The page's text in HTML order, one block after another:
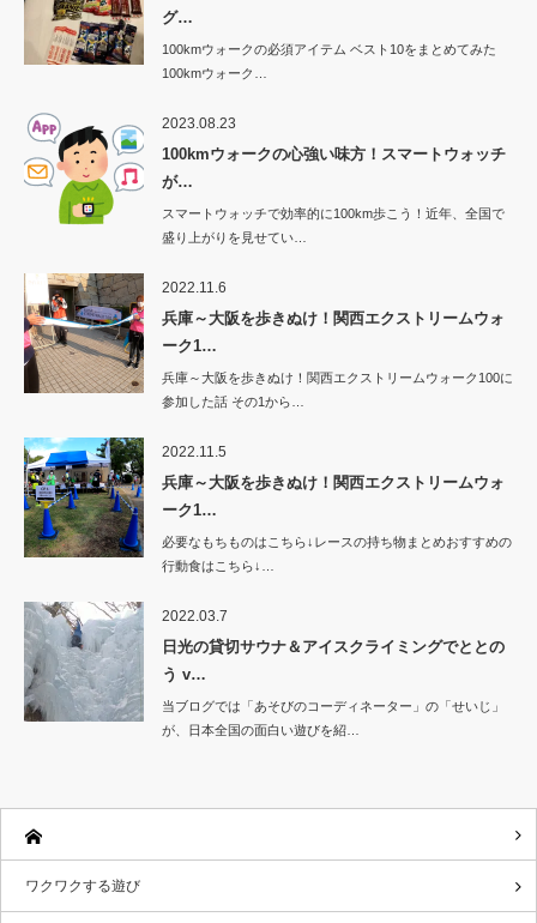
グ…
100kmウォークの必須アイテム ベスト10をまとめてみた
100kmウォーク…
2023.08.23
100kmウォークの心強い味方！スマートウォッチ
が…
スマートウォッチで効率的に100km歩こう！近年、全国で
盛り上がりを見せてい…
2022.11.6
兵庫～大阪を歩きぬけ！関西エクストリームウォ
ーク1…
兵庫～大阪を歩きぬけ！関西エクストリームウォーク100に
参加した話 その1から…
2022.11.5
兵庫～大阪を歩きぬけ！関西エクストリームウォ
ーク1…
必要なもちものはこちら↓レースの持ち物まとめおすすめの
行動食はこちら↓…
2022.03.7
日光の貸切サウナ＆アイスクライミングでととの
う v…
当ブログでは「あそびのコーディネーター」の「せいじ」
が、日本全国の面白い遊びを紹…
ワクワクする遊び